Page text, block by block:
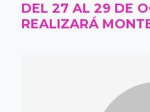
DEL 27 AL 29 DE
REALIZARÁ